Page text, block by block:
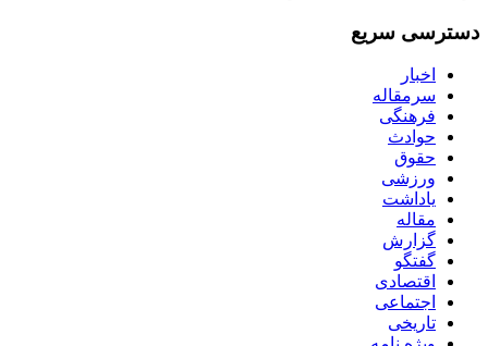
دسترسی سریع
اخبار
سرمقاله
فرهنگی
حوادث
حقوق
ورزشی
یاداشت
مقاله
گزارش
گفتگو
اقتصادی
اجتماعی
تاریخی